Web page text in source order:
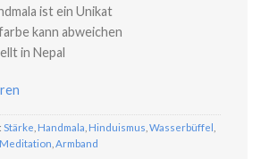
ist ein Unikat
kann abweichen
in Nepal
Stärke Handmala Hinduismus ,Wasserbüffel
Meditation ,Armband